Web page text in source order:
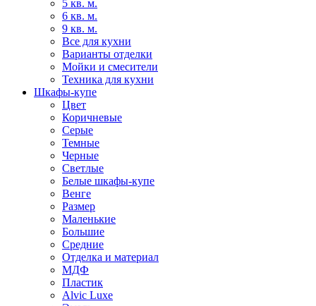
5 кв. м.
6 кв. м.
9 кв. м.
Все для кухни
Варианты отделки
Мойки и смесители
Техника для кухни
Шкафы-купе
Цвет
Коричневые
Серые
Темные
Черные
Светлые
Белые шкафы-купе
Венге
Размер
Маленькие
Большие
Средние
Отделка и материал
МДФ
Пластик
Alvic Luxe